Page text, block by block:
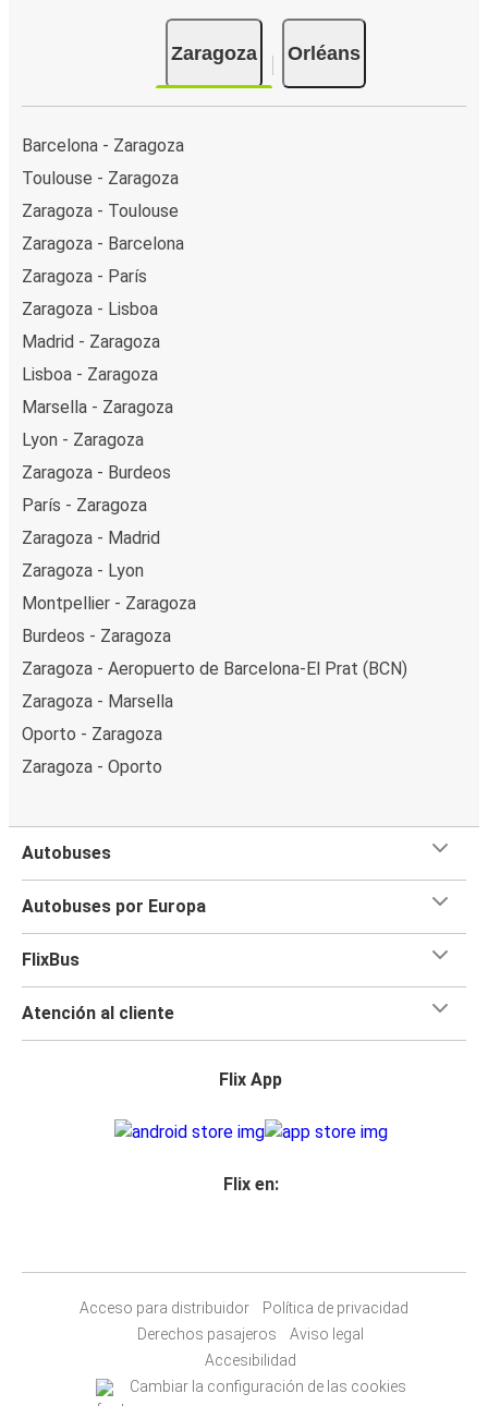
Zaragoza Orléans
Barcelona - Zaragoza
Toulouse - Zaragoza
Zaragoza - Toulouse
Zaragoza - Barcelona
Zaragoza - París
Zaragoza - Lisboa
Madrid - Zaragoza
Lisboa - Zaragoza
Marsella - Zaragoza
Lyon - Zaragoza
Zaragoza - Burdeos
París - Zaragoza
Zaragoza - Madrid
Zaragoza - Lyon
Montpellier - Zaragoza
Burdeos - Zaragoza
Zaragoza - Aeropuerto de Barcelona-El Prat (BCN)
Zaragoza - Marsella
Oporto - Zaragoza
Zaragoza - Oporto
Autobuses
Autobuses por Europa
FlixBus
Atención al cliente
Flix App
Flix en:
Acceso para distribuidor
Política de privacidad
Derechos pasajeros
Aviso legal
Accesibilidad
Cambiar la configuración de las cookies